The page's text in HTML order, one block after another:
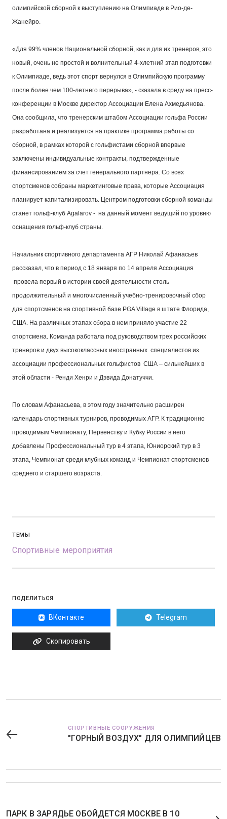
олимпийской сборной к выступлению на Олимпиаде в Рио-де-
Жанейро.
«Для 99% членов Национальной сборной, как и для их тренеров, это
новый, очень не простой и волнительный 4-хлетний этап подготовки
к Олимпиаде, ведь этот спорт вернулся в Олимпийскую программу
после более чем 100-летнего перерыва», - сказала в среду на пресс-
конференции в Москве директор Ассоциации Елена Ахмедьянова.
Она сообщила, что тренерским штабом Ассоциации гольфа России
разработана и реализуется на практике программа работы со
сборной, в рамках которой с гольфистами сборной впервые
заключены индивидуальные контракты, подтвержденные
финансированием за счет генерального партнера. Со всех
спортсменов собраны маркетинговые права, которые Ассоциация
планирует капитализировать. Центром подготовки сборной команды
станет гольф-клуб Agalarov - на данный момент ведущий по уровню
оснащения гольф-клуб страны.
Начальник спортивного департамента АГР Николай Афанасьев
рассказал, что в период с 18 января по 14 апреля Ассоциация
провела первый в истории своей деятельности столь
продолжительный и многочисленный учебно-тренировочный сбор
для спортсменов на спортивной базе PGA Village в штате Флорида,
США. На различных этапах сбора в нем приняло участие 22
спортсмена. Команда работала под руководством трех российских
тренеров и двух высококлассных иностранных специалистов из
ассоциации профессиональных гольфистов США – сильнейших в
этой области - Ренди Хенри и Дэвида Донатуччи.
По словам Афанасьева, в этом году значительно расширен
календарь спортивных турниров, проводимых АГР. К традиционно
проводимым Чемпионату, Первенству и Кубку России в него
добавлены Профессиональный тур в 4 этапа, Юниорский тур в 3
этапа, Чемпионат среди клубных команд и Чемпионат спортсменов
среднего и старшего возраста.
ТЕМЫ
Спортивные мероприятия
ПОДЕЛИТЬСЯ
ВКонтакте Telegram
Скопировать
СПОРТИВНЫЕ СООРУЖЕНИЯ
"ГОРНЫЙ ВОЗДУХ" ДЛЯ ОЛИМПИЙЦЕВ
ПАРК В ЗАРЯДЬЕ ОБОЙДЕТСЯ МОСКВЕ В 10